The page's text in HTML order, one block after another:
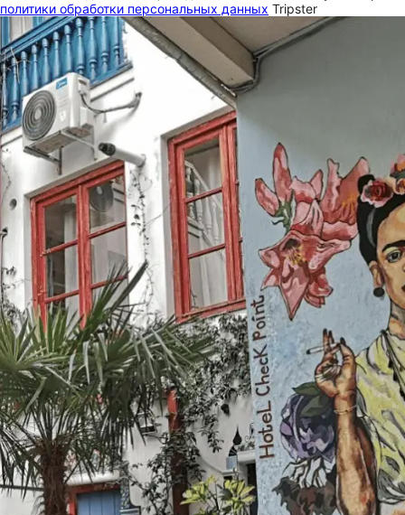
политики обработки персональных данных Tripster